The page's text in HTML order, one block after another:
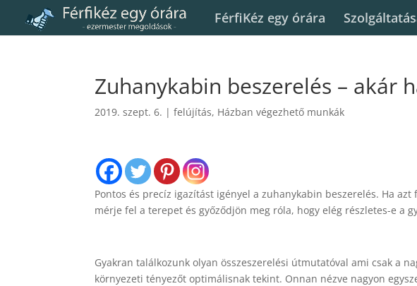
FérfiKéz egy órára
Zuhanykabin beszerelés – akár
2019. szept. 6. |felújítás, Házban végezhető munkák
Pontos és precíz igazítást igényel a zuhanykabin beszerelés. Ha
mérje fel a terepet és győződjön meg róla, hogy elég részletes-e a
Gyakran találkozunk olyan összeszerelési útmutatóval ami csak a
környezeti tényezőt optimálisnak tekint. Onnan nézve nagyon